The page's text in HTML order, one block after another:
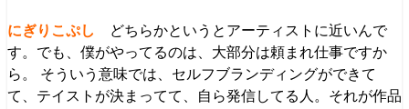
どちらかというとアーティストに近いんで
す。でも、僕がやってるのは、大部分は頼まれ仕事ですか
ら。 そういう意味では、セルフブランディングができて
て、テイストが決まってて、自ら発信してる人。それが作品